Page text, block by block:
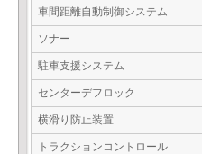
車間距離自動制御システム
ソナー
駐車支援システム
センターデフロック
横滑り防止装置
トラクションコントロール